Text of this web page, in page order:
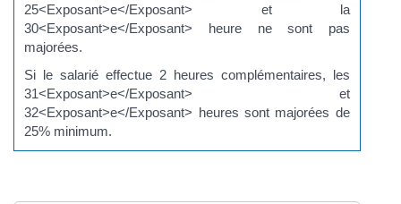
25<Exposant>e</Exposant> et la
30<Exposant>e</Exposant> heure ne sont pas
majorées.
Si le salarié effectue 2 heures complémentaires, les
31<Exposant>e</Exposant> et
32<Exposant>e</Exposant> heures sont majorées de
25% minimum.